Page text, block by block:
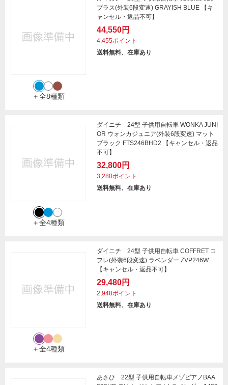
＋全8種類
プラス(外装6段変速) GRAYISH BLUE 【キ
ャンセル・返品不可】
44,550円
4,455ポイント
送料無料、在庫あり
＋全4種類
ダイニチ 24型 子供用自転車 WONKA JUNI
OR ウォンカジュニア(外装6段変速) マット
ブラック FTS246BHD2 【キャンセル・返品
不可】
32,800円
3,280ポイント
送料無料、在庫あり
＋全4種類
ダイニチ 24型 子供用自転車 COFFRET コ
フレ(外装6段変速) ラベンダー ZVP246W
【キャンセル・返品不可】
29,480円
2,948ポイント
送料無料、在庫あり
あさひ 22型 子供用自転車メゾピアノBAA